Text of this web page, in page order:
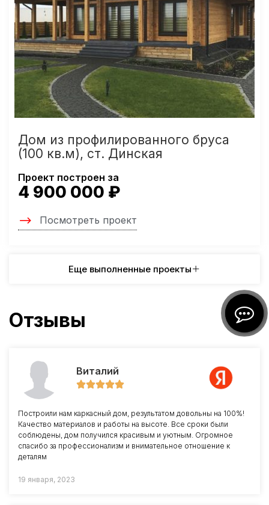
Дом из профилированного бруса
(100 кв.м), ст. Динская
Проект построен за
4 900 000 ₽
Посмотреть проект
Еще выполненные проекты
Отзывы
Виталий
Построили нам каркасный дом, результатом довольны на 100%!
Качество материалов и работы на высоте. Все сроки были
соблюдены, дом получился красивым и уютным. Огромное
спасибо за профессионализм и внимательное отношение к
деталям
19 января, 2023